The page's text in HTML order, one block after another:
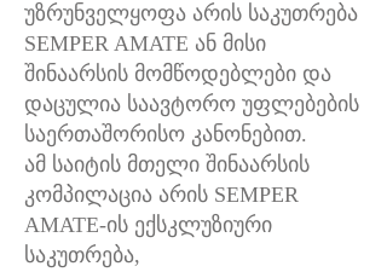
უზრუნველყოფა არის საკუთრება
SEMPER AMATE ან მისი
შინაარსის მომწოდებლები და
დაცულია საავტორო უფლებების
საერთაშორისო კანონებით.
ამ საიტის მთელი შინაარსის
კომპილაცია არის SEMPER
AMATE-ის ექსკლუზიური
საკუთრება,